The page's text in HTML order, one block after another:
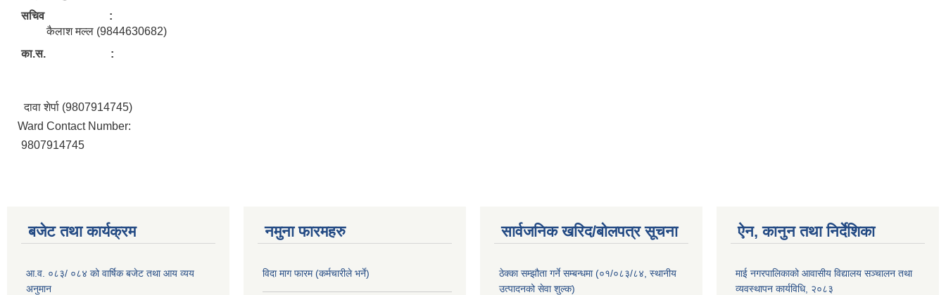
सचिव :
कैलाश मल्ल (9844630682)
का.स. :
दावा शेर्पा (9807914745)
Ward Contact Number:
9807914745
बजेट तथा कार्यक्रम
आ.व. ०८३/ ०८४ को वार्षिक बजेट तथा आय व्यय
अनुमान
नमुना फारमहरु
विदा माग फारम (कर्मचारीले भर्ने)
सार्वजनिक खरिद/बोलपत्र सूचना
ठेक्का सम्झौता गर्ने सम्बन्धमा (०१/०८३/८४, स्थानीय
उत्पादनको सेवा शुल्क)
ऐन, कानुन तथा निर्देशिका
माई नगरपालिकाको आवासीय विद्यालय सञ्चालन तथा
व्यवस्थापन कार्यविधि, २०८३